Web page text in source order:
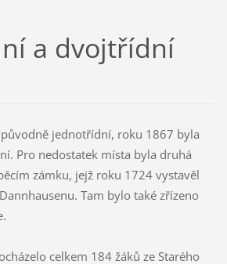
a dvojtřídní
jednotřídní, roku 1867 byla
Pro nedostatek místa byla druhá
zámku, jejž roku 1724 vystavěl
Tam bylo také zřízeno
celkem 184 žáků ze Starého